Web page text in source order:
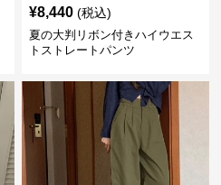
¥8,440 (税込)
夏の大判リボン付きハイウエス
トストレートパンツ